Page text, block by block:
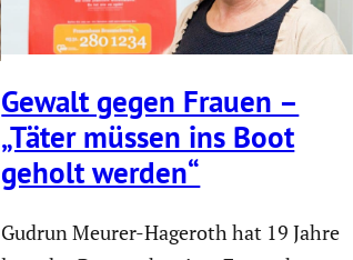
Gewalt gegen Frauen –
„Täter müssen ins Boot
geholt werden“
Gudrun Meurer-Hageroth hat 19 Jahre